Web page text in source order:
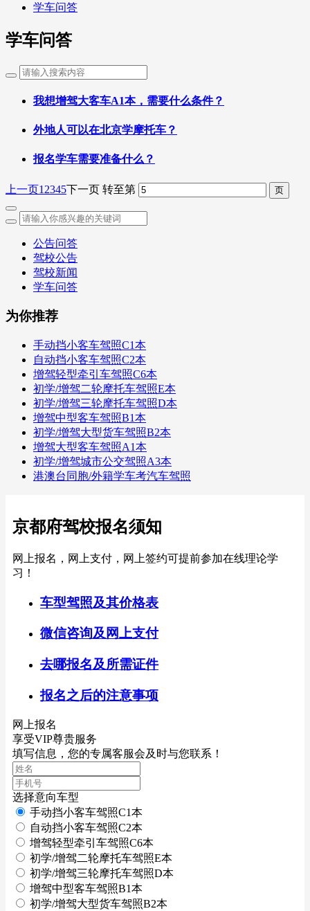
学车问答
学车问答
我想增驾大客车A1本，需要什么条件？
外地人可以在北京学摩托车？
报名学车需要准备什么？
上一页1 2345下一页 转至第
公告问答
驾校公告
驾校新闻
学车问答
为你推荐
手动挡小客车驾照C1本
自动挡小客车驾照C2本
增驾轻型牵引车驾照C6本
初学/增驾二轮摩托车驾照E本
初学/增驾三轮摩托车驾照D本
增驾中型客车驾照B1本
初学/增驾大型货车驾照B2本
增驾大型客车驾照A1本
初学/增驾城市公交驾照A3本
港澳台同胞/外籍学车考汽车驾照
京都府驾校报名须知
网上报名，网上支付，网上签约可提前参加在线理论学
习！
车型驾照及其价格表
微信咨询及网上支付
去哪报名及所需证件
报名之后的注意事项
网上报名
享受VIP尊贵服务
填写信息，您的专属客服会及时与您联系！
选择意向车型
手动挡小客车驾照C1本
自动挡小客车驾照C2本
增驾轻型牵引车驾照C6本
初学/增驾二轮摩托车驾照E本
初学/增驾三轮摩托车驾照D本
增驾中型客车驾照B1本
初学/增驾大型货车驾照B2本